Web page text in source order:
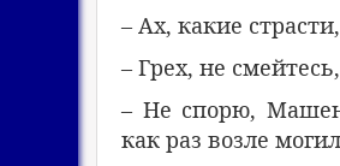
– Ах, какие
– Грех, не
– Не спорю,
как раз возле